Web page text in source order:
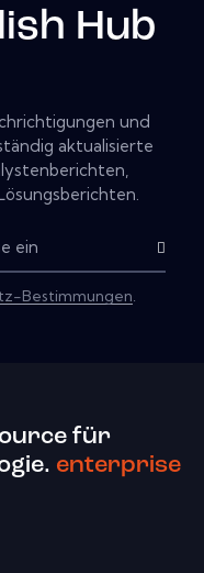
Hub
und
aktualisierte
Subscribe
Bestimmungen.
für
enterprise